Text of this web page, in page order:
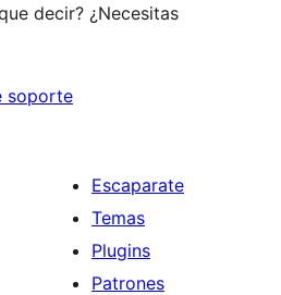
decir? ¿Necesitas
soporte
Escaparate
Temas
Plugins
Patrones